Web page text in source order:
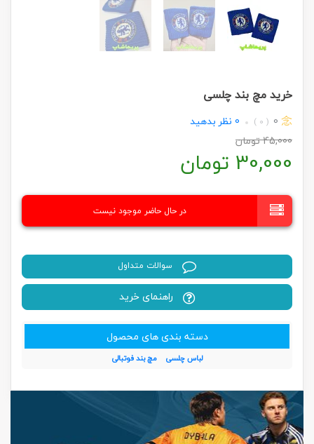
خرید مچ بند چلسی
0
( 0 )
0 نظر بدهید
45,000تومان
30,000 تومان
در حال حاضر موجود نیست
سوالات متداول
راهنمای خرید
دسته بندی های محصول
لباس چلسی مچ بند فوتبالی